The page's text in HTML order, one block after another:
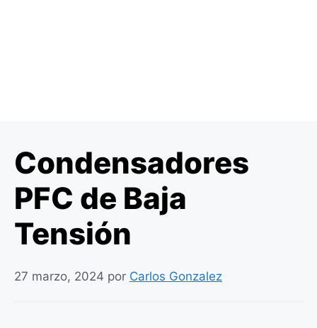
Condensadores
PFC de Baja
Tensión
27 marzo, 2024 por Carlos Gonzalez